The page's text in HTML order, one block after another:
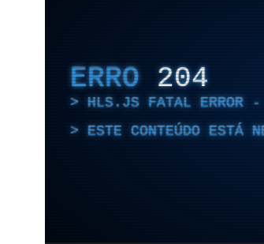
ERRO 204
HLS.JS FATAL ERROR -
ESTE CONTEÚDO ESTÁ